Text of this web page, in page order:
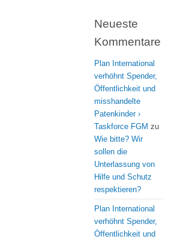
Neueste
Kommentare
Plan International
verhöhnt Spender,
Öffentlichkeit und
misshandelte
Patenkinder ›
Taskforce FGM zu
Wie bitte? Wir
sollen die
Unterlassung von
Hilfe und Schutz
respektieren?
Plan International
verhöhnt Spender,
Öffentlichkeit und